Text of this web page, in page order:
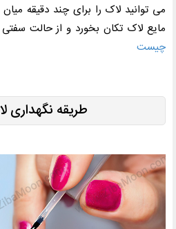
می توانید لاک را برای چند دقیقه میان
مایع لاک تکان بخورد و از حالت
چیست
طریقه نگهداری